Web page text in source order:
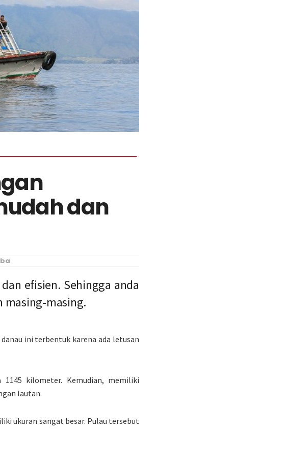
dan
efisien. Sehingga anda
masing-masing.
ini terbentuk karena ada letusan
kilometer. Kemudian, memiliki
lautan.
ukuran sangat besar. Pulau tersebut